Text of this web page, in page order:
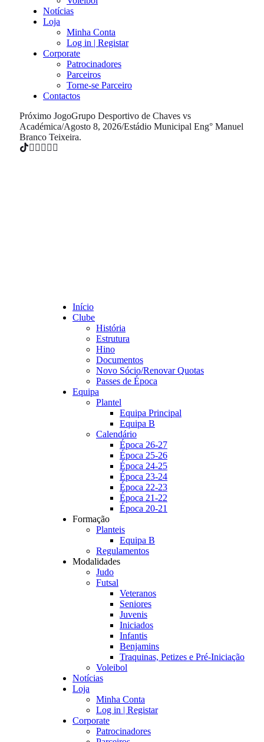
Notícias
Loja
Minha Conta
Log in | Registar
Corporate
Patrocinadores
Parceiros
Torne-se Parceiro
Contactos
Próximo JogoGrupo Desportivo de Chaves vs
Académica/Agosto 8, 2026/Estádio Municipal Eng° Manuel
Branco Teixeira.
Início
Clube
História
Estrutura
Hino
Documentos
Novo Sócio/Renovar Quotas
Passes de Época
Equipa
Plantel
Equipa Principal
Equipa B
Calendário
Época 26-27
Época 25-26
Época 24-25
Época 23-24
Época 22-23
Época 21-22
Época 20-21
Formação
Planteis
Equipa B
Regulamentos
Modalidades
Judo
Futsal
Veteranos
Seniores
Juvenis
Iniciados
Infantis
Benjamins
Traquinas, Petizes e Pré-Iniciação
Voleibol
Notícias
Loja
Minha Conta
Log in | Registar
Corporate
Patrocinadores